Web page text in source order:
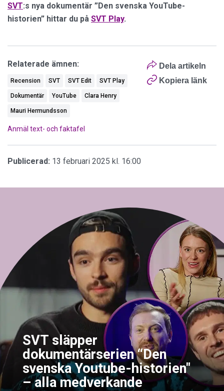
SVT:s nya dokumentär ”Den svenska YouTube-
historien” hittar du på SVT Play.
Dela artikeln
Kopiera länk
Relaterade ämnen:
Recension SVT SVT Edit SVT Play
Dokumentär YouTube Clara Henry
Mauri Hermundsson
Anmäl text- och faktafel
Publicerad: 13 februari 2025 kl. 16:00
SVT släpper
dokumentärserien “Den
svenska Youtube-historien"
– alla medverkande